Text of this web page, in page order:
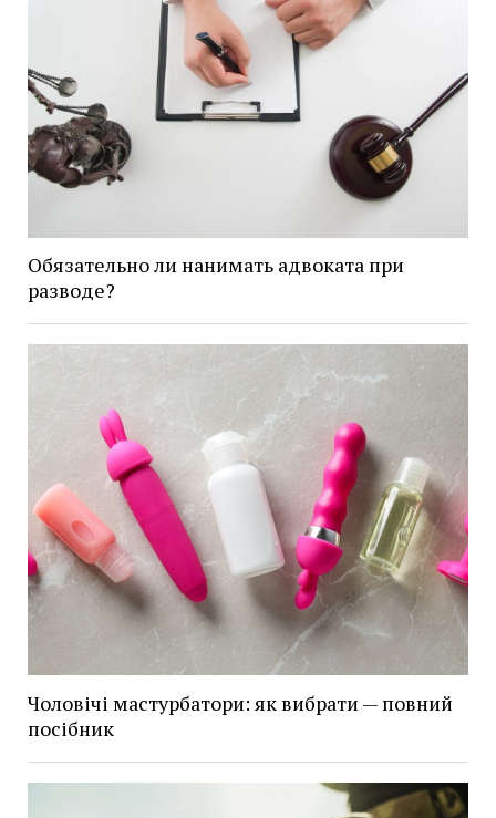
Обязательно ли нанимать адвоката при
разводе?
Чоловічі мастурбатори: як вибрати — повний
посібник